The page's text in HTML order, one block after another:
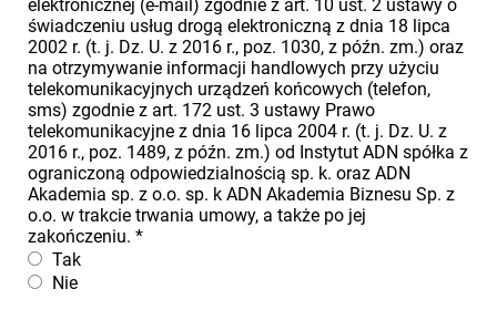
elektronicznej (e-mail) zgodnie z art. 10 ust. 2 ustawy o
świadczeniu usług drogą elektroniczną z dnia 18 lipca
2002 r. (t. j. Dz. U. z 2016 r., poz. 1030, z późn. zm.) oraz
na otrzymywanie informacji handlowych przy użyciu
telekomunikacyjnych urządzeń końcowych (telefon,
sms) zgodnie z art. 172 ust. 3 ustawy Prawo
telekomunikacyjne z dnia 16 lipca 2004 r. (t. j. Dz. U. z
2016 r., poz. 1489, z późn. zm.) od Instytut ADN spółka z
ograniczoną odpowiedzialnością sp. k. oraz ADN
Akademia sp. z o.o. sp. k ADN Akademia Biznesu Sp. z
o.o. w trakcie trwania umowy, a także po jej
zakończeniu. *
Tak
Nie